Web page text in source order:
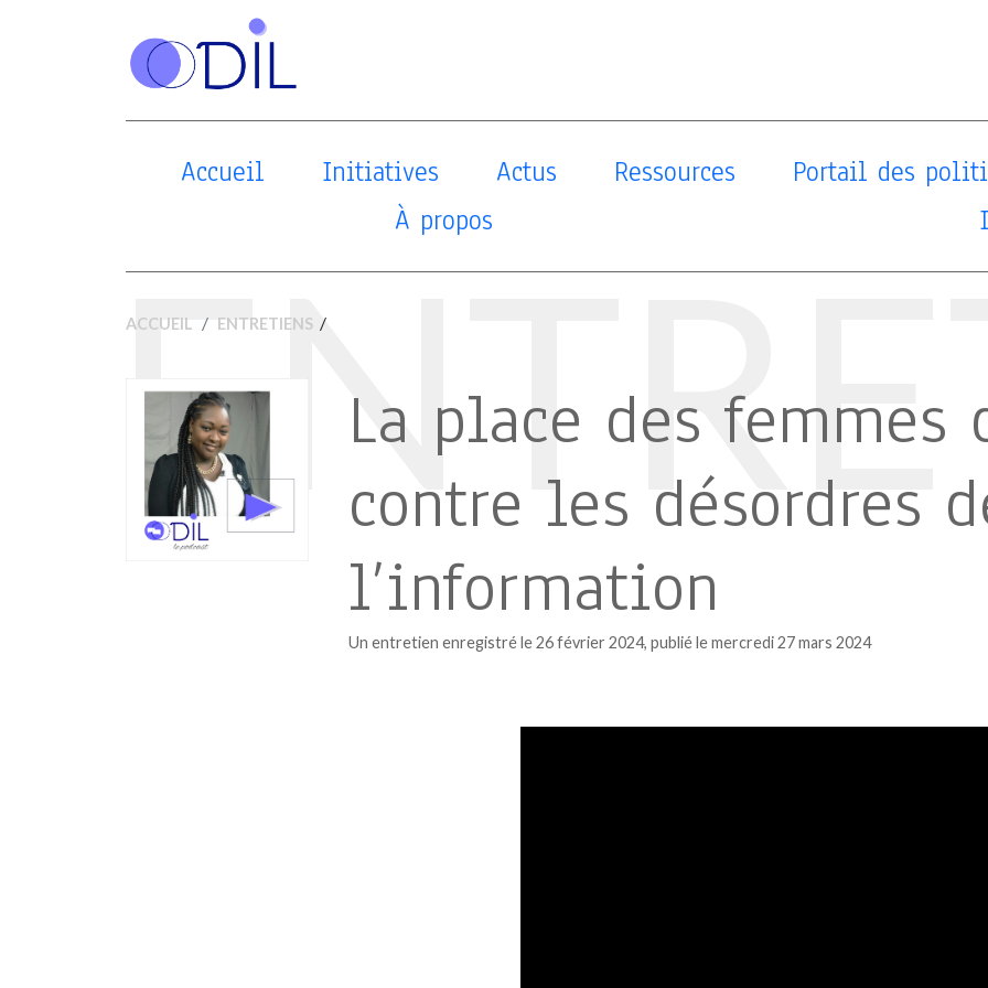
Accueil Initiatives Actus Ressources
Portail des
À propos
ACCUEIL ENTRETIENS /
La place des
contre les désordres
l’information
Un entretien enregistré le 26 février 2024, publié le mercredi 27 mars 2024